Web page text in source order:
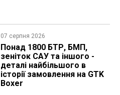
07 серпня 2026
Понад 1800 БТР, БМП,
зеніток САУ та іншого -
деталі найбільшого в
історії замовлення на GTK
Boxer